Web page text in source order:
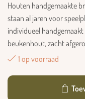
Houten handgemaakte
staan ​​al jaren voor
individueel
beukenhout, zacht
1 op voorraad